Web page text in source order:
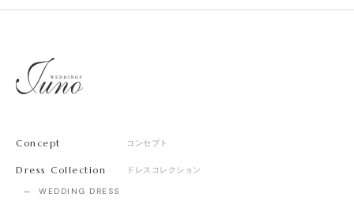
Concept コンセプト
Dress Collection ドレスコレクション
WEDDING DRESS